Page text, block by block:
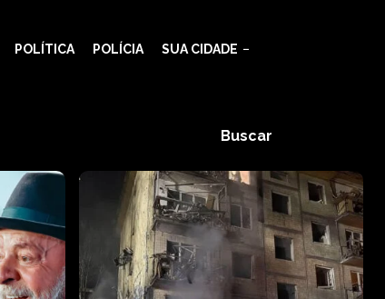
POLÍTICA POLÍCIA SUA CIDADE
Buscar